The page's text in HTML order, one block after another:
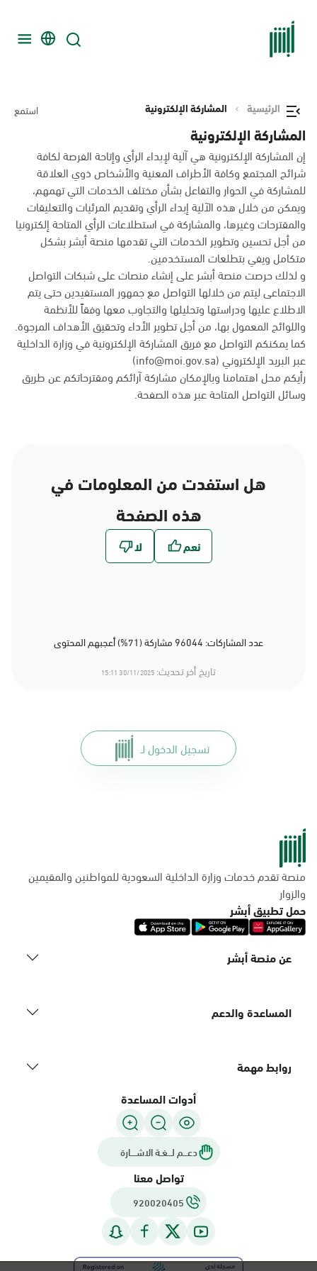
الرئيسية المشاركة الإلكترونية استمع
المشاركة الإلكترونية
إن المشاركة الإلكترونية هي آلية لإبداء الرأي وإتاحة الفرصة لكافة
شرائح المجتمع وكافة الأطراف المعنية والأشخاص ذوي العلاقة
للمشاركة في الحوار والتفاعل بشأن مختلف الخدمات التي تهمهم،
ويمكن من خلال هذه الآلية إبداء الرأي وتقديم المرئيات والتعليقات
والمقترحات وغيرها، والمشاركة في استطلاعات الرأي المتاحة إلكترونيا
من أجل تحسين وتطوير الخدمات التي تقدمها منصة أبشر بشكل
متكامل ويفي بتطلعات المستخدمين.
و لذلك حرصت منصة أبشر على إنشاء منصات على شبكات التواصل
الاجتماعى ليتم من خلالها التواصل مع جمهور المستفيدين حتى يتم
الاطلاع عليها ودراستها وتحليلها والتجاوب معها وفقاً للأنظمة
واللوائح المعمول بها، من أجل تطوير الأداء وتحقيق الأهداف المرجوة.
كما يمكنكم التواصل مع فريق المشاركة الإلكترونية في وزارة الداخلية
عبر البريد الإلكتروني (info@moi.gov.sa)
رأيكم محل اهتمامنا وبالإمكان مشاركة آرائكم ومقترحاتكم عن طريق
وسائل التواصل المتاحة عبر هذه الصفحة.
هل استفدت من المعلومات في
هذه الصفحة
عدد المشاركات: 96044 مشاركة (71%) أعجبهم المحتوى
تاريخ أخر تحديث: 30/11/2025 15:11
تسجيل الدخول لـ
منصة تقدم خدمات وزارة الداخلية السعودية للمواطنين والمقيمين
والزوار
حمل تطبيق أبشر
عن منصة أبشر
المساعدة والدعم
روابط مهمة
أدوات المساعدة
دعـــم لـــغـة الاشــــارة
تواصل معنا
920020405